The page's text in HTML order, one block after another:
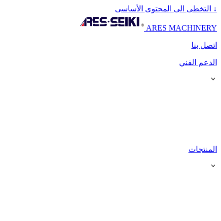
↓ التخطى الى المحتوى الأساسى
ARES MACHINERY
اتصل بنا
الدعم الفني
المنتجات